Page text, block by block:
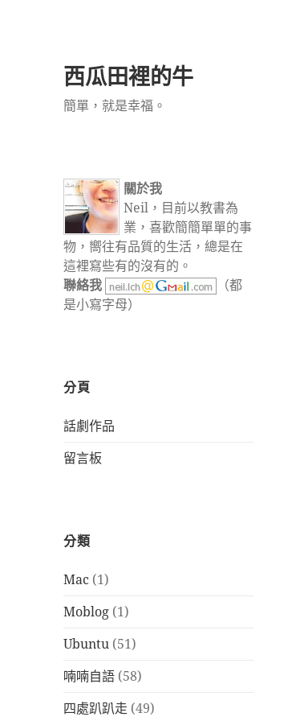
西瓜田裡的牛
簡單，就是幸福。
關於我
Neil，目前以教書為
業，喜歡簡簡單單的事
物，嚮往有品質的生活，總是在
這裡寫些有的沒有的。
聯絡我
（都
是小寫字母）
分頁
話劇作品
留言板
分類
Mac (1)
Moblog (1)
Ubuntu (51)
喃喃自語 (58)
四處趴趴走 (49)